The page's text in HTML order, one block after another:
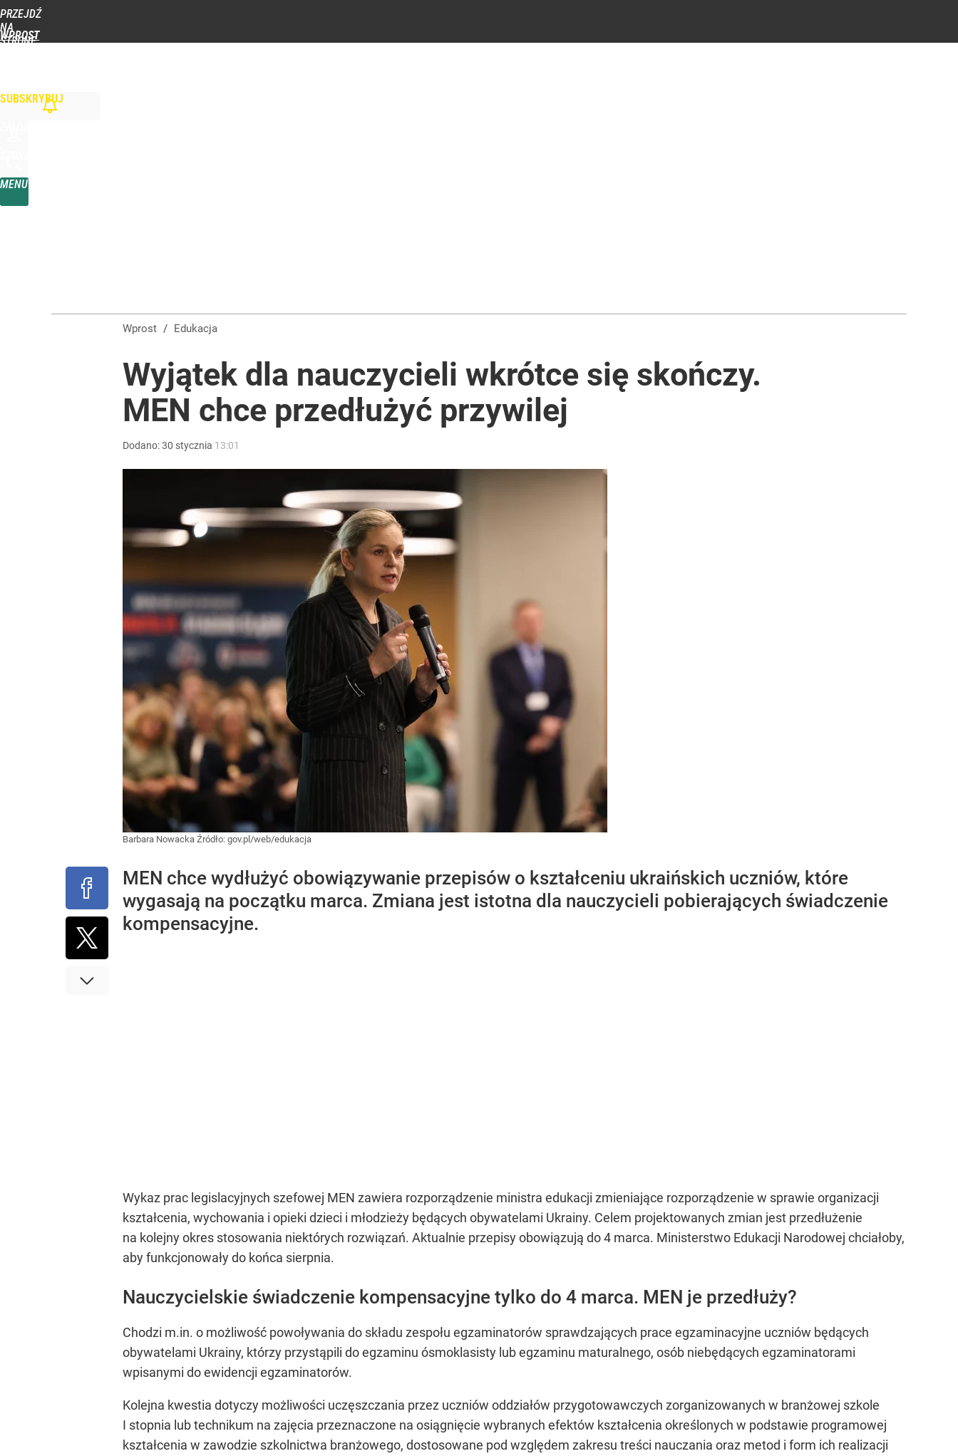
PRZEJDŹ
NA
STRONĘ
WPROST
SUBSKRYBUJ
MENU
Wprost / Edukacja
Wyjątek dla nauczycieli wkrótce się skończy.
MEN chce przedłużyć przywilej
Dodano:30 stycznia 13:01
Barbara Nowacka Źródło: gov.pl/web/edukacja
MEN chce wydłużyć obowiązywanie przepisów o kształceniu ukraińskich uczniów, które
wygasają na początku marca. Zmiana jest istotna dla nauczycieli pobierających świadczenie
kompensacyjne.
Wykaz prac legislacyjnych szefowej MEN zawiera rozporządzenie ministra edukacji zmieniające rozporządzenie w sprawie organizacji
kształcenia, wychowania i opieki dzieci i młodzieży będących obywatelami Ukrainy. Celem projektowanych zmian jest przedłużenie
na kolejny okres stosowania niektórych rozwiązań. Aktualnie przepisy obowiązują do 4 marca. Ministerstwo Edukacji Narodowej chciałoby,
aby funkcjonowały do końca sierpnia.
Nauczycielskie świadczenie kompensacyjne tylko do 4 marca. MEN je przedłuży?
Chodzi m.in. o możliwość powoływania do składu zespołu egzaminatorów sprawdzających prace egzaminacyjne uczniów będących
obywatelami Ukrainy, którzy przystąpili do egzaminu ósmoklasisty lub egzaminu maturalnego, osób niebędących egzaminatorami
wpisanymi do ewidencji egzaminatorów.
Kolejna kwestia dotyczy możliwości uczęszczania przez uczniów oddziałów przygotowawczych zorganizowanych w branżowej szkole
I stopnia lub technikum na zajęcia przeznaczone na osiągnięcie wybranych efektów kształcenia określonych w podstawie programowej
kształcenia w zawodzie szkolnictwa branżowego, dostosowane pod względem zakresu treści nauczania oraz metod i form ich realizacji